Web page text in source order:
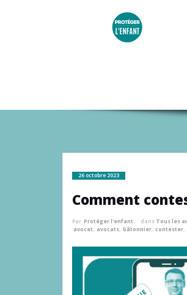
26 octobre 2023
Comment
Par Protéger l'enfant dans Tous les
avocat, avocats, bâtonnier, contester,